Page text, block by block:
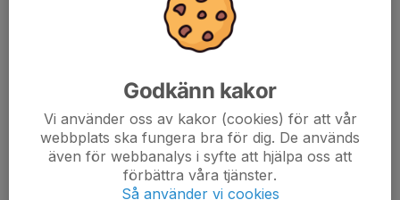
Godkänn kakor
Vi använder oss av kakor (cookies) för att vår
webbplats ska fungera bra för dig. De används
även för webbanalys i syfte att hjälpa oss att
förbättra våra tjänster.
Så använder vi cookies